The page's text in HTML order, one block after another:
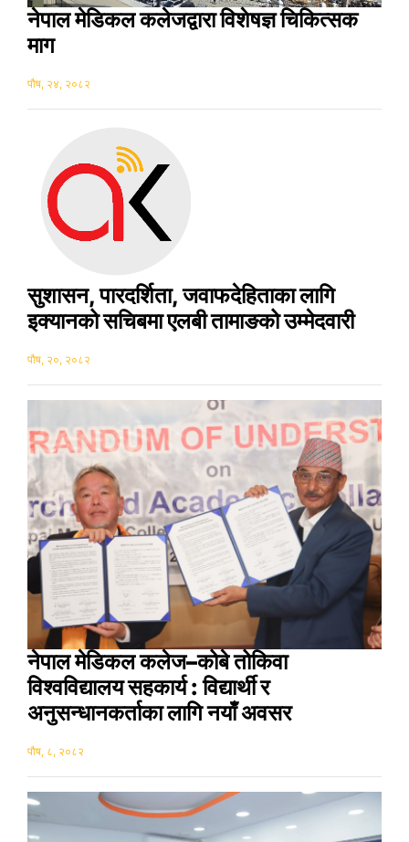
नेपाल मेडिकल कलेजद्वारा विशेषज्ञ चिकित्सक
माग
पौष, २४, २०८२
सुशासन, पारदर्शिता, जवाफदेहिताका लागि
इक्यानको सचिबमा एलबी तामाङको उम्मेदवारी
पौष, २०, २०८२
नेपाल मेडिकल कलेज–कोबे तोकिवा
विश्वविद्यालय सहकार्य : विद्यार्थी र
अनुसन्धानकर्ताका लागि नयाँ अवसर
पौष, ८, २०८२